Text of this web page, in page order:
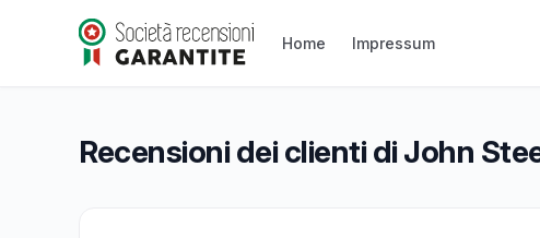
Home Impressum
John Steel
Valutazione globale: 9,6 su 10
9,6/10(4 973 recensioni)
Recensioni dei clienti di John